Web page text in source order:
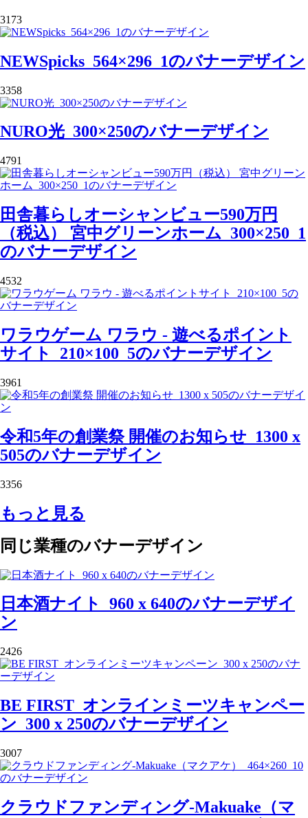
3173
NEWSpicks_564×296_1のバナーデザイン
3358
NURO光_300×250のバナーデザイン
4791
田舎暮らしオーシャンビュー590万円
（税込） 宮中グリーンホーム_300×250_1
のバナーデザイン
4532
ワラウゲーム ワラウ - 遊べるポイント
サイト_210×100_5のバナーデザイン
3961
令和5年の創業祭 開催のお知らせ_1300 x
505のバナーデザイン
3356
もっと見る
同じ業種のバナーデザイン
日本酒ナイト_960 x 640のバナーデザイ
ン
2426
BE FIRST_オンラインミーツキャンペー
ン_300 x 250のバナーデザイン
3007
クラウドファンディング-Makuake（マ